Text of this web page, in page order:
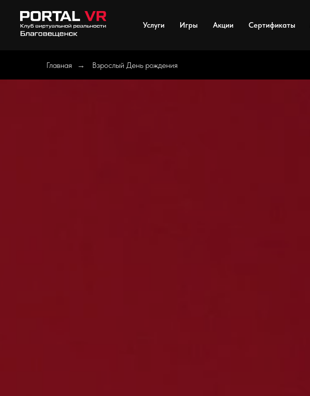
Услуги Игры Акции Сертификаты
Главная → Взрослый День рождения